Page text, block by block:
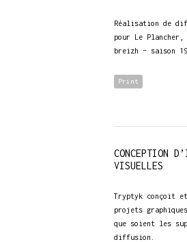
Réalisation de
pour Le
breizh – saison
Print
CONCEPTION
VISUELLES
Tryptyk conçoit
projets
que soient les
diffusion.